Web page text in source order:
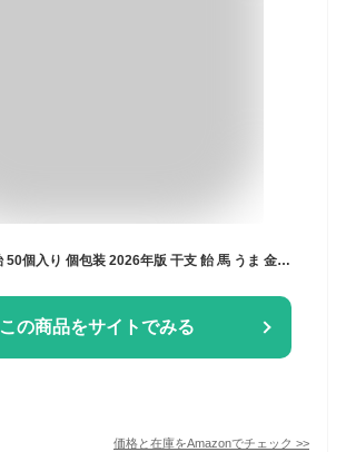
えと飴 六色干支飴 50個入り 個包装 2026年版 干支 飴 馬 うま 金扇 6種ミックス お菓子 50粒
この商品をサイトでみる
価格と在庫をAmazonでチェック >>